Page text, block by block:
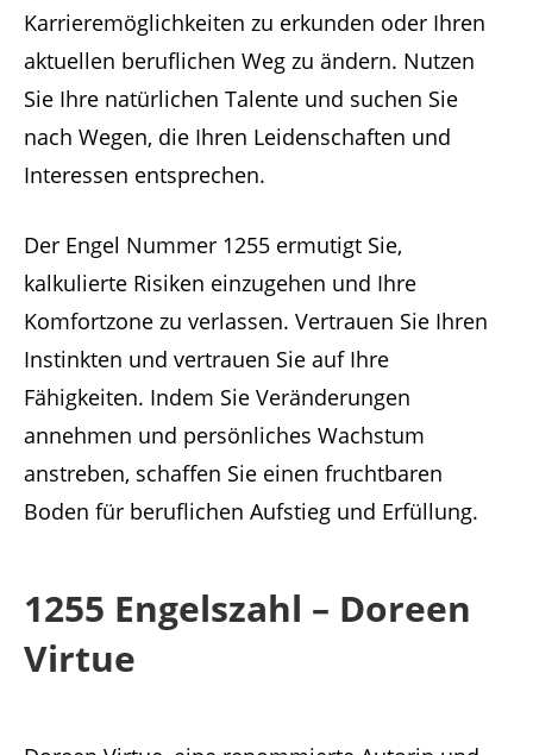
Karrieremöglichkeiten zu erkunden oder Ihren
aktuellen beruflichen Weg zu ändern. Nutzen
Sie Ihre natürlichen Talente und suchen Sie
nach Wegen, die Ihren Leidenschaften und
Interessen entsprechen.
Der Engel Nummer 1255 ermutigt Sie,
kalkulierte Risiken einzugehen und Ihre
Komfortzone zu verlassen. Vertrauen Sie Ihren
Instinkten und vertrauen Sie auf Ihre
Fähigkeiten. Indem Sie Veränderungen
annehmen und persönliches Wachstum
anstreben, schaffen Sie einen fruchtbaren
Boden für beruflichen Aufstieg und Erfüllung.
1255 Engelszahl – Doreen
Virtue